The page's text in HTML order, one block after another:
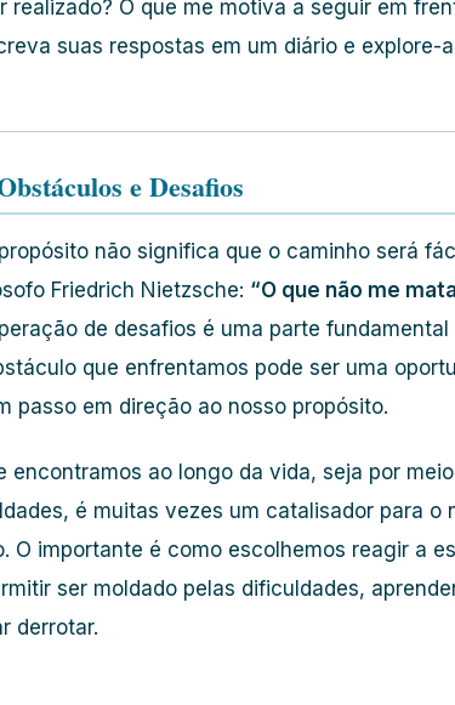
realizado? O que me motiva a seguir em
suas respostas em um diário e explore-
e Desafios
não significa que o caminho será
Friedrich Nietzsche: “O que não me
de desafios é uma parte
que enfrentamos pode ser uma
passo em direção ao nosso propósito.
encontramos ao longo da vida, seja por
é muitas vezes um catalisador para o
O importante é como escolhemos reagir a
ser moldado pelas dificuldades,
derrotar.